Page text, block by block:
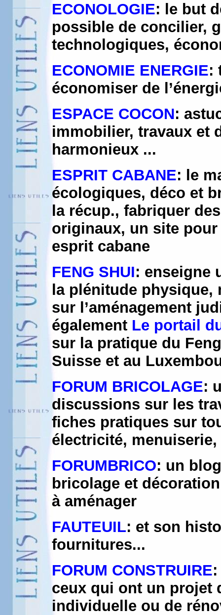
ECONOLOGIE: le but
possible de concilier,
technologiques,
ECONOMIE ENERGIE:
économiser de
ESPACE COCON:
immobilier, travaux et
harmonieux ...
ESPRIT CABANE: le
écologiques, déco et
la récup., fabriquer
originaux, un site
esprit cabane
FENG SHUI: enseigne
la plénitude
sur l’aménagement
également Le portail
sur la pratique du
Suisse et au
FORUM BRICOLAGE:
discussions sur les
fiches pratiques sur
électricité, menuiserie,
FORUMBRICO: un
bricolage et
à aménager
FAUTEUIL: et son
fournitures...
FORUM CONSTRUIRE
ceux qui ont un projet
individuelle ou de